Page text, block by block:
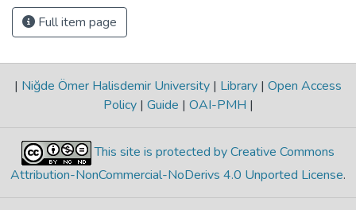
Full item page
| Niğde Ömer Halisdemir University | Library | Open Access
Policy | Guide | OAI-PMH |
This site is protected by Creative Commons
Attribution-NonCommercial-NoDerivs 4.0 Unported License.